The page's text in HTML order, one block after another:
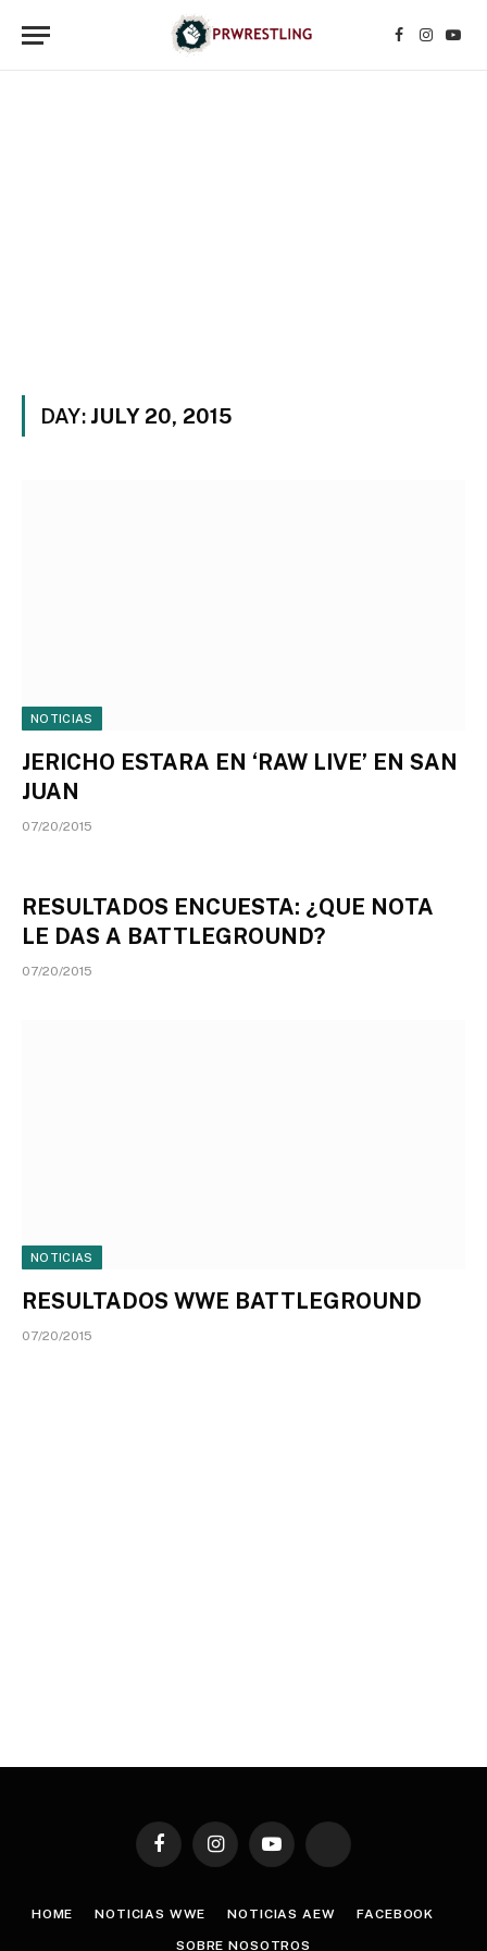
Facebook
DAY: JULY 20, 2015
NOTICIAS
JERICHO ESTARA EN ‘RAW LIVE’ EN SAN
JUAN
07/20/2015
RESULTADOS ENCUESTA: ¿QUE NOTA
LE DAS A BATTLEGROUND?
07/20/2015
NOTICIAS
RESULTADOS WWE BATTLEGROUND
07/20/2015
FacebookInstagramYouTube TikTok
HOME NOTICIAS WWE NOTICIAS AEW FACEBOOK
SOBRE NOSOTROS